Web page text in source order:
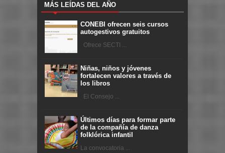
MÁS LEÍDAS DEL AÑO
CONEBI ofrecen seis cursos
autogestivos gratuitos
Ofrece SECTI ...
Niñas, niños y jóvenes
fortalecen valores a través de
los libros
El Consejo ...
Últimos días para formar parte
de la compañía de danza
folklórica infantil
La convocatoria ...